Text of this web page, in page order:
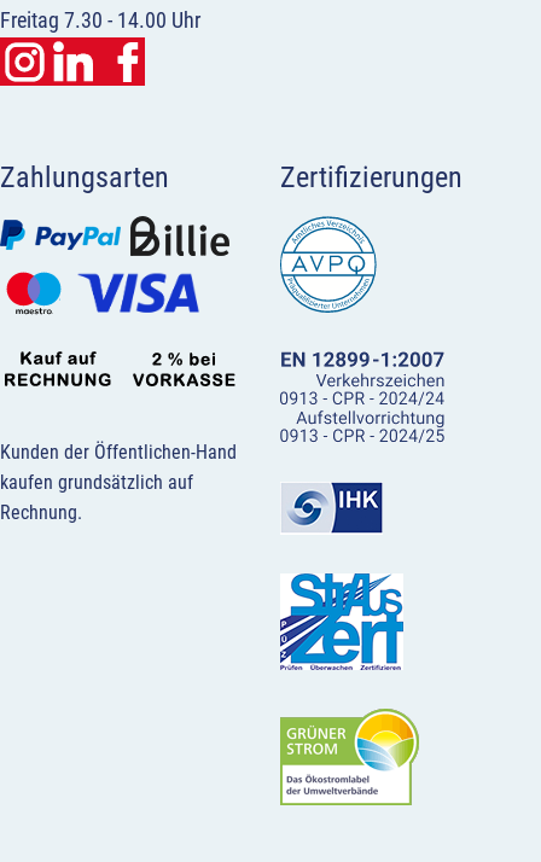
Freitag 7.30 - 14.00 Uhr
Zahlungsarten
Kunden der Öffentlichen-Hand
kaufen grundsätzlich auf
Rechnung.
Zertifizierungen